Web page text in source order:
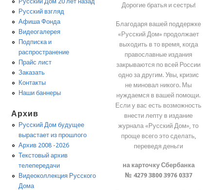
Русский взгляд
Афиша Фонда
Видеогалерея
Подписка и
распространение
Прайс лист
Заказать
Контакты
Наши баннеры
Архив
Русский Дом будущее
вырастает из прошлого
Архив 2008 -2026
Текстовый архив
телепередачи
Видеоколлекция Русского
Дома
Дорогие братья и сестры!
Благодаря вашей поддержке
«Русский Дом» продолжает
выходить в то время, когда
православные издания
закрываются по всей России
одно за другим. Увы, кризис
не миновал никого. Мы
нуждаемся в вашей помощи.
Если у вас есть возможность
внести лепту в издание
журнала «Русский Дом», то
проще всего это сделать,
переведя деньги
на карточку Сбербанка
№ 4279 3800 3976 0337